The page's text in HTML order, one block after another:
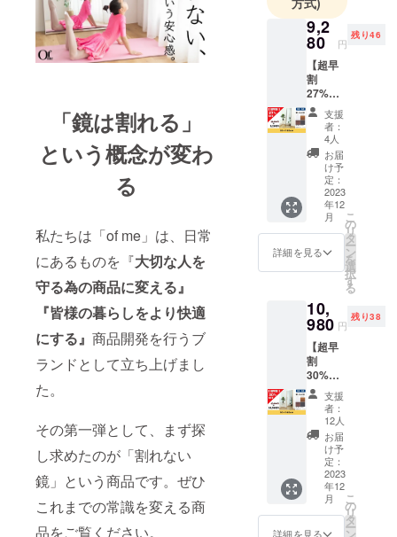
「鏡は割れる」
という概念が変わ
る
私たちは「of me」は、日常
にあるものを『大切な人を
守る為の商品に変える』
『皆様の暮らしをより快適
にする』 商品開発を行うブ
ランドとして立ち上げまし
た。
その第一弾として、まず探
し求めたのが「割れない
鏡」という商品です。ぜひ
これまでの常識を変える商
品をご覧ください。
いうことも
立派な対策
になりま
「割れな
い・軽量」
がポイント
のof meソフ
トミラー。
お部屋の雰
囲気に合わ
せてお選び
いただける
なサイズ展
開・カラー
展開をご用
意しており
ます！大切
な方を守る
ためにもお
すすめでき
るミラーで
す。
9,2
80 円
残り46
【超早
割
27%OF
F
35×150
cm】 割
れない
鏡ソフ
トミ
ラー
（立て
掛け
式）で
あなた
の生活
をもっ
にしま
せん
か？ 通
常販売
価格
12,800
円より
3,520円
OFFで
す！ ■
カラー
展開 シ
ルバー/
ナチュ
ラル/
ウォー
ルナッ
支援
者：
4人
お届
け予
定：
2023
年12
月
詳細を見る
こ
の
リ
タ
ー
ン
を
選
択
す
る
10,
980 円
残り38
【超早
割
30%OF
F
50×160
cm】 割
れない
鏡ソフ
トミ
ラー
（立て
掛け
式）で
あなた
支援
者：
12人
お届
け予
定：
2023
年12
月
詳細を見る
こ
の
リ
タ
ー
ン